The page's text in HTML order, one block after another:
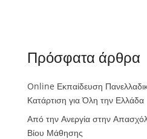
Πρόσφατα άρθρα
Online Εκπαίδευση
Κατάρτιση για Όλη την Ελλάδα
Από την Ανεργία στην
Βίου Μάθησης